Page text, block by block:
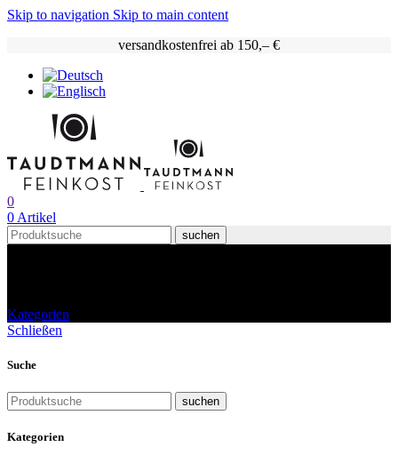
Skip to navigation Skip to main content
versandkostenfrei ab 150,– €
0
0 Artikel
suchen
Kategorien
Schließen
Suche
suchen
Kategorien